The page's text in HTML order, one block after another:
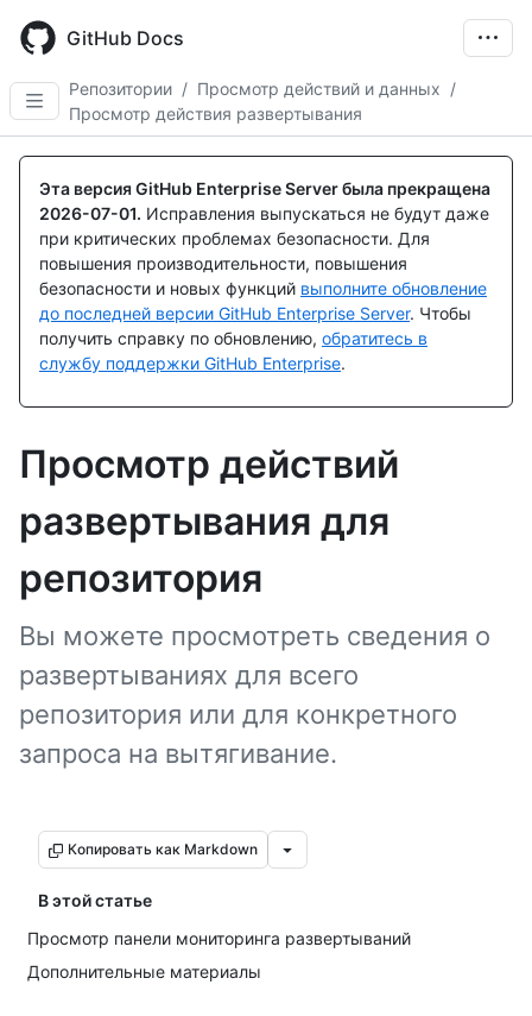
main
content
GitHub Docs
Репозитории / Просмотр действий и данных /
Просмотр действия развертывания
Эта версия GitHub Enterprise Server была прекращена
2026-07-01. Исправления выпускаться не будут даже
при критических проблемах безопасности. Для
повышения производительности, повышения
безопасности и новых функций выполните обновление
до последней версии GitHub Enterprise Server. Чтобы
получить справку по обновлению, обратитесь в
службу поддержки GitHub Enterprise.
Просмотр действий
развертывания для
репозитория
Вы можете просмотреть сведения о
развертываниях для всего
репозитория или для конкретного
запроса на вытягивание.
Копировать как Markdown
В этой статье
Просмотр панели мониторинга развертываний
Дополнительные материалы